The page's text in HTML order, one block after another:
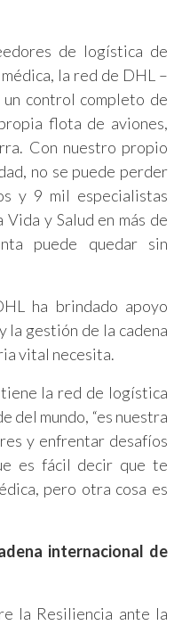
de logística de
la red de DHL –
un control completo de
flota de aviones,
Con nuestro propio
no se puede perder
y 9 mil especialistas
y Salud en más de
puede quedar sin
ha brindado apoyo
la gestión de la cadena
vital necesita.
la red de logística
del mundo, “es nuestra
y enfrentar desafíos
es fácil decir que te
pero otra cosa es
internacional de
la Resiliencia ante la